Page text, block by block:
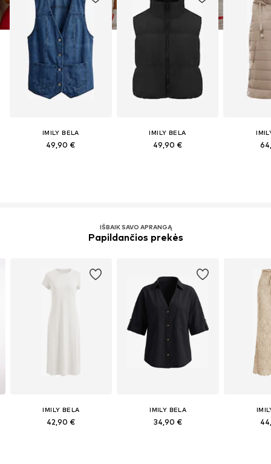
IMILY BELA
49,90 €
IMILY BELA
49,90 €
IŠBAIK SAVO APRANGĄ
Papildančios prekės
IMILY BELA
42,90 €
IMILY BELA
34,90 €